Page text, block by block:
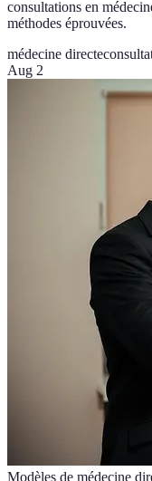
consultations en
méthodes éprouvées.
médecine directe
Aug 2
Modèles de médecine